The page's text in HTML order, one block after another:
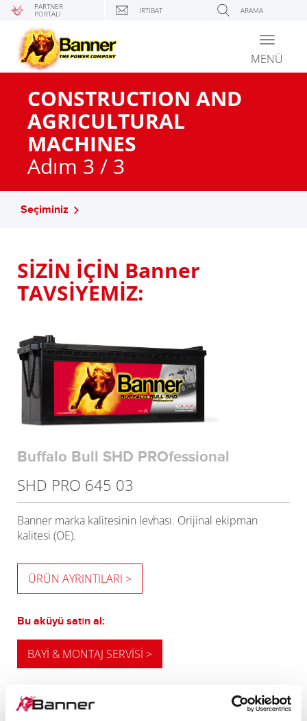
PARTNER
PORTALI İRTIBAT ARAMA
Toggle
MENÜ
CONSTRUCTION AND
AGRICULTURAL
MACHINES
Adım 3 / 3
Seçiminiz
SİZİN İÇİN Banner
TAVSİYEMİZ:
Buffalo Bull SHD PROfessional
SHD PRO 645 03
Banner marka kalitesinin levhası. Orijinal ekipman
kalitesi (OE).
ÜRÜN AYRINTILARI >
Bu aküyü satın al:
BAYI & MONTAJ SERVISI >